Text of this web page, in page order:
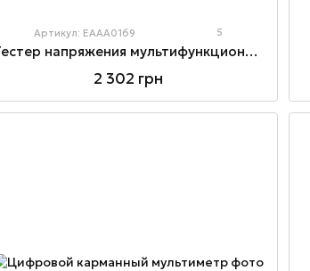
Артикул: EAAA0169 5
Тестер напряжения мультифункциональный
2 302 грн